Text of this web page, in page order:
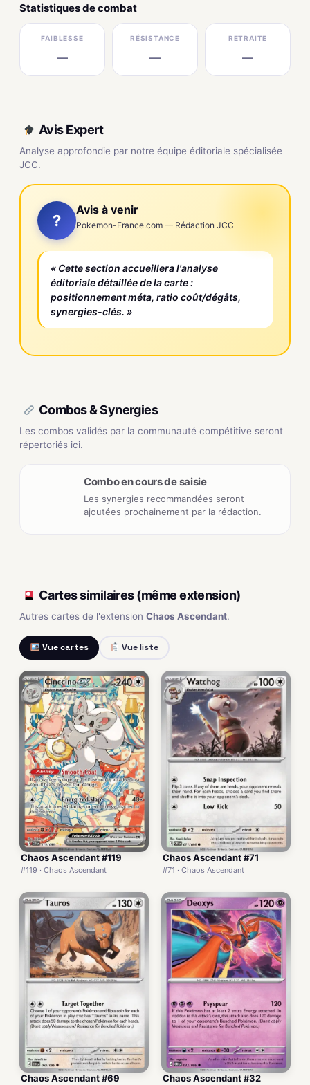
Statistiques de combat
FAIBLESSE
—
RÉSISTANCE
—
RETRAITE
—
Avis Expert
Analyse approfondie par notre équipe éditoriale spécialisée
JCC.
?
Avis à venir
Pokemon-France.com — Rédaction JCC
« Cette section accueillera l'analyse
éditoriale détaillée de la carte :
positionnement méta, ratio coût/dégâts,
synergies-clés. »
Combos & Synergies
Les combos validés par la communauté compétitive seront
répertoriés ici.
Combo en cours de saisie
Les synergies recommandées seront
ajoutées prochainement par la rédaction.
Cartes similaires (même extension)
Autres cartes de l'extension Chaos Ascendant.
Vue cartes Vue liste
Chaos Ascendant #119
#119 · Chaos Ascendant
Chaos Ascendant #71
#71 · Chaos Ascendant
Chaos Ascendant #69 Chaos Ascendant #32